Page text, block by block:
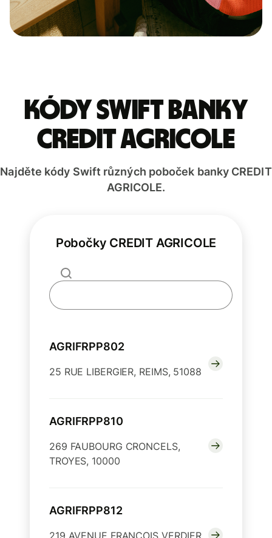
Kódy Swift banky
CREDIT AGRICOLE
Najděte kódy Swift různých poboček banky CREDIT
AGRICOLE.
Pobočky CREDIT AGRICOLE
AGRIFRPP802
25 RUE LIBERGIER, REIMS, 51088
AGRIFRPP810
269 FAUBOURG CRONCELS,
TROYES, 10000
AGRIFRPP812